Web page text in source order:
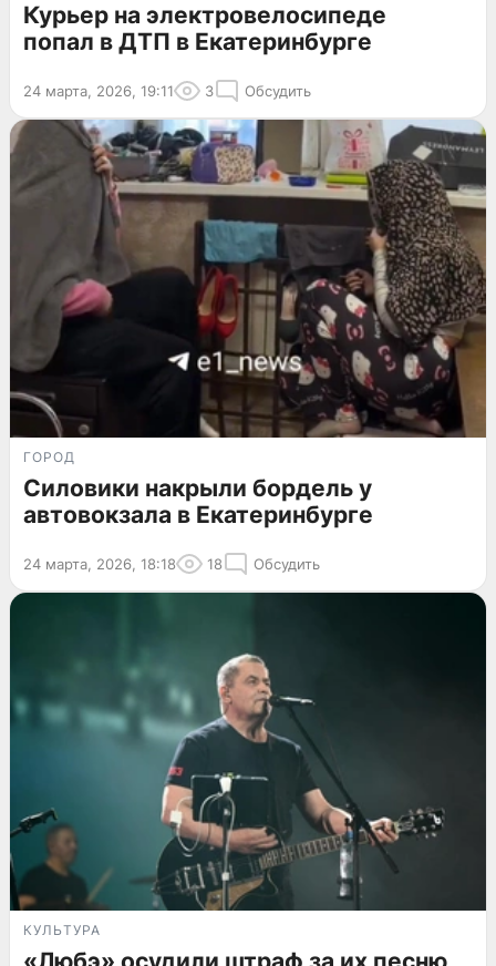
Курьер на электровелосипеде
попал в ДТП в Екатеринбурге
24 марта, 2026, 19:11 3 Обсудить
ГОРОД
Силовики накрыли бордель у
автовокзала в Екатеринбурге
24 марта, 2026, 18:18 18 Обсудить
КУЛЬТУРА